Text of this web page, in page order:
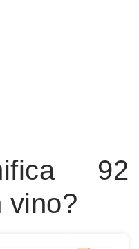
92
vino?